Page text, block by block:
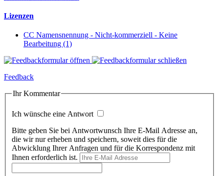
Lizenzen
CC Namensnennung - Nicht-kommerziell - Keine
Bearbeitung (1)
Feedback
Ihr Kommentar
Ich wünsche eine Antwort
Bitte geben Sie bei Antwortwunsch Ihre E-Mail Adresse an,
die wir nur erheben und speichern, soweit dies für die
Abwicklung Ihrer Anfragen und für die Korrespondenz mit
Ihnen erforderlich ist.